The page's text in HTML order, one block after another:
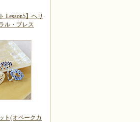
Lesson5】ヘリ
ル・ブレス
ト(オペークカ